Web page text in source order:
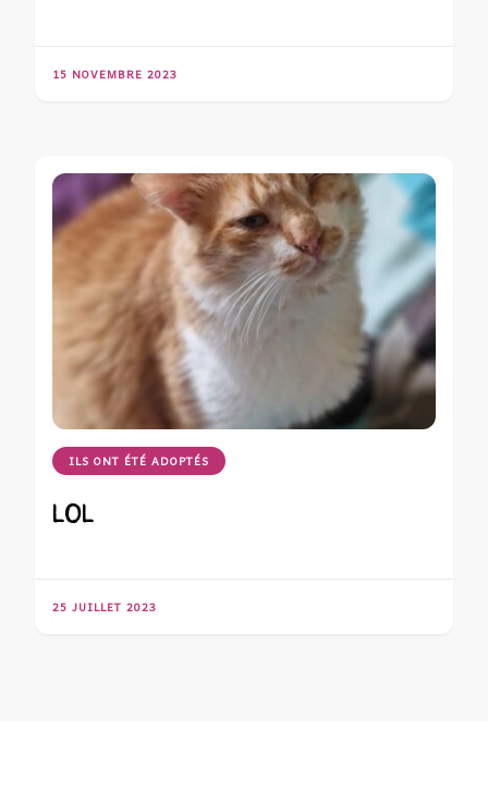
15 NOVEMBRE 2023
ILS ONT ÉTÉ ADOPTÉS
LOL
25 JUILLET 2023